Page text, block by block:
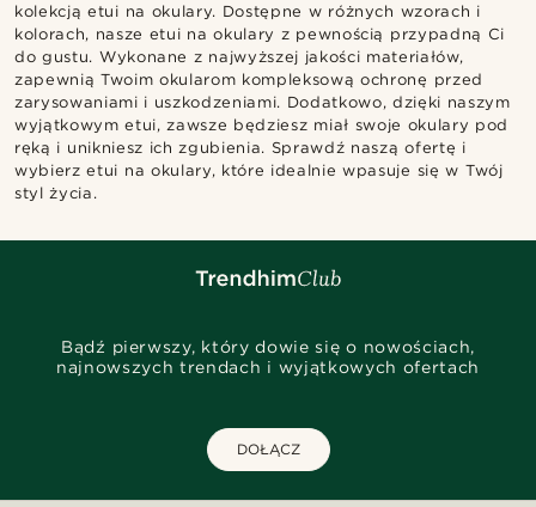
kolekcją etui na okulary. Dostępne w różnych wzorach i
kolorach, nasze etui na okulary z pewnością przypadną Ci
do gustu. Wykonane z najwyższej jakości materiałów,
zapewnią Twoim okularom kompleksową ochronę przed
zarysowaniami i uszkodzeniami. Dodatkowo, dzięki naszym
wyjątkowym etui, zawsze będziesz miał swoje okulary pod
ręką i unikniesz ich zgubienia. Sprawdź naszą ofertę i
wybierz etui na okulary, które idealnie wpasuje się w Twój
styl życia.
Bądź pierwszy, który dowie się o nowościach,
najnowszych trendach i wyjątkowych ofertach
DOŁĄCZ